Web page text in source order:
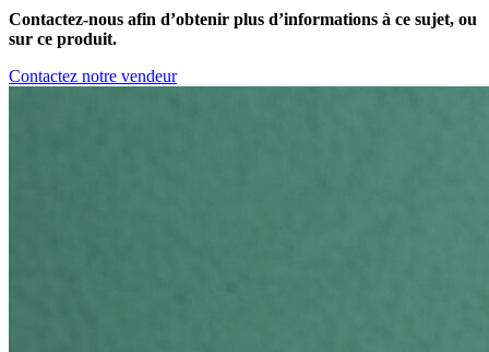
Contactez-nous afin d’obtenir plus d’informations à ce sujet, ou
sur ce produit.
Contactez notre vendeur